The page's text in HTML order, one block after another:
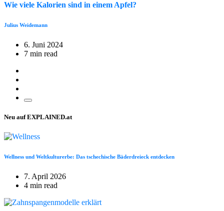
Wie viele Kalorien sind in einem Apfel?
Julius Weidemann
6. Juni 2024
7 min read
Neu auf EXPLAINED.at
Wellness und Weltkulturerbe: Das tschechische Bäderdreieck entdecken
7. April 2026
4 min read